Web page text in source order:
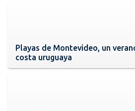
Playas de Montevideo, un
costa uruguaya